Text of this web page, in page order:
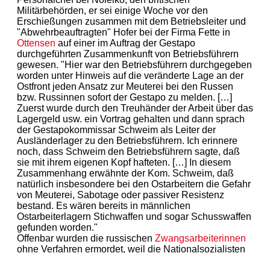
Militärbehörden, er sei einige Woche vor den
Erschießungen zusammen mit dem Betriebsleiter und
"Abwehrbeauftragten" Hofer bei der Firma Fette in
Ottensen auf einer im Auftrag der Gestapo
durchgeführten Zusammenkunft von Betriebsführern
gewesen. "Hier war den Betriebsführern durchgegeben
worden unter Hinweis auf die veränderte Lage an der
Ostfront jeden Ansatz zur Meuterei bei den Russen
bzw. Russinnen sofort der Gestapo zu melden. […]
Zuerst wurde durch den Treuhänder der Arbeit über das
Lagergeld usw. ein Vortrag gehalten und dann sprach
der Gestapokommissar Schweim als Leiter der
Ausländerlager zu den Betriebsführern. Ich erinnere
noch, dass Schweim den Betriebsführern sagte, daß
sie mit ihrem eigenen Kopf hafteten. […] In diesem
Zusammenhang erwähnte der Kom. Schweim, daß
natürlich insbesondere bei den Ostarbeitern die Gefahr
von Meuterei, Sabotage oder passiver Resistenz
bestand. Es wären bereits in männlichen
Ostarbeiterlagern Stichwaffen und sogar Schusswaffen
gefunden worden."
Offenbar wurden die russischen Zwangsarbeiterinnen
ohne Verfahren ermordet, weil die Nationalsozialisten